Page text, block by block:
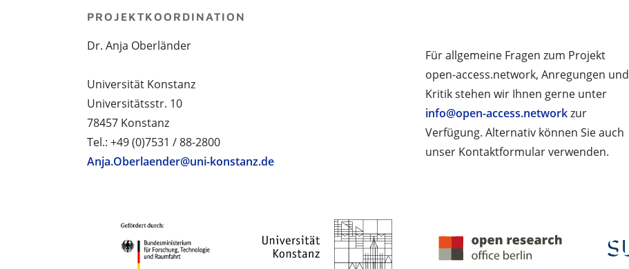
Für allgemeine Fragen zum Projekt
open-access.network, Anregungen und
Kritik stehen wir Ihnen gerne unter
info@open-access.networkzur
Verfügung. Alternativ können Sie auch
unser Kontaktformular verwenden.
PROJEKTKOORDINATION
Dr. Anja Oberländer
Universität Konstanz
Universitätsstr. 10
78457 Konstanz
Tel.: +49 (0)7531 / 88-2800
Anja.Oberlaender@uni-konstanz.de